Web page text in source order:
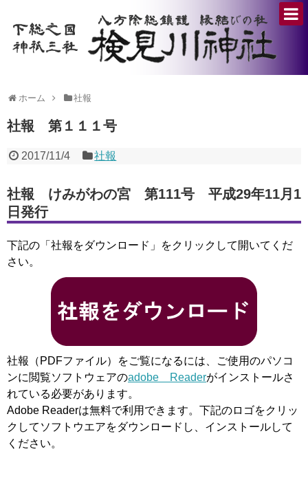
ホーム 社報
社報 第１１１号
2017/11/4 社報
社報 けみがわの宮 第111号 平成29年11月1
日発行
下記の「社報をダウンロード」をクリックして開いてくだ
さい。
社報（PDFファイル）をご覧になるには、ご使用のパソコ
ンに閲覧ソフトウェアのadobe Readerがインストールさ
れている必要があります。
Adobe Readerは無料で利用できます。下記のロゴをクリッ
クしてソフトウエアをダウンロードし、インストールして
ください。